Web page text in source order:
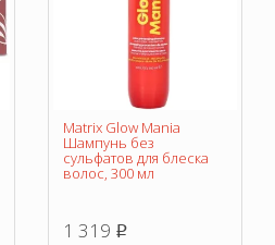
Matrix Glow Mania
Шампунь без
сульфатов для блеска
волос, 300 мл
1 319 p